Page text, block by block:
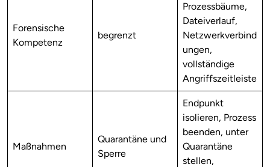
Forensische
Kompetenz
begrenzt
Prozessbäume,
Dateiverlauf,
Netzwerkverbind
ungen,
vollständige
Angriffszeitleiste
Maßnahmen
Quarantäne und
Sperre
Endpunkt
isolieren, Prozess
beenden, unter
Quarantäne
stellen,